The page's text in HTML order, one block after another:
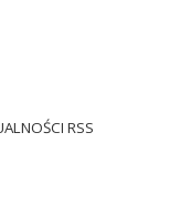
RSS